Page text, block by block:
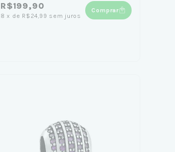
R$199,90
8 x de R$24,99 sem juros
Comprar